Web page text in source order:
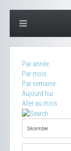
Par année
Par mois
Par semaine
Aujourd'hui
Aller au mois